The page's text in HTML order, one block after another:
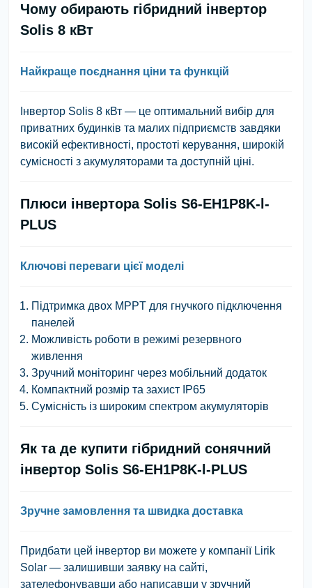
Чому обирають гібридний інвертор
Solis 8 кВт
Найкраще поєднання ціни та функцій
Інвертор Solis 8 кВт — це оптимальний вибір для
приватних будинків та малих підприємств завдяки
високій ефективності, простоті керування, широкій
сумісності з акумуляторами та доступній ціні.
Плюси інвертора Solis S6-EH1P8K-l-
PLUS
Ключові переваги цієї моделі
Підтримка двох MPPT для гнучкого підключення
панелей
Можливість роботи в режимі резервного
живлення
Зручний моніторинг через мобільний додаток
Компактний розмір та захист IP65
Сумісність із широким спектром акумуляторів
Як та де купити гібридний сонячний
інвертор Solis S6-EH1P8K-l-PLUS
Зручне замовлення та швидка доставка
Придбати цей інвертор ви можете у компанії Lirik
Solar — залишивши заявку на сайті,
зателефонувавши або написавши у зручний